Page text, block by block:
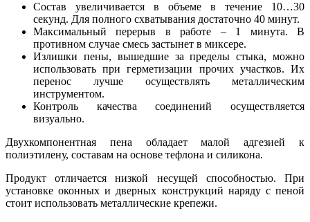
Состав увеличивается в объеме в течение 10…30
секунд. Для полного схватывания достаточно 40 минут.
Максимальный перерыв в работе – 1 минута. В
противном случае смесь застынет в миксере.
Излишки пены, вышедшие за пределы стыка, можно
использовать при герметизации прочих участков. Их
перенос лучше осуществлять металлическим
инструментом.
Контроль качества соединений осуществляется
визуально.
Двухкомпонентная пена обладает малой адгезией к
полиэтилену, составам на основе тефлона и силикона.
Продукт отличается низкой несущей способностью. При
установке оконных и дверных конструкций наряду с пеной
стоит использовать металлические крепежи.